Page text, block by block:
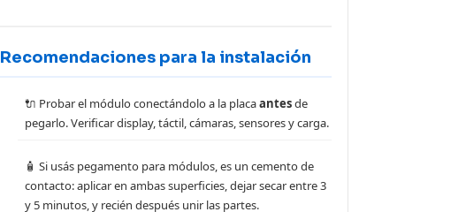
Recomendaciones para la instalación
🔌 Probar el módulo conectándolo a la placaantesde
pegarlo. Verificar display, táctil, cámaras, sensores y carga.
🧴 Si usás pegamento para módulos, es un cemento de
contacto: aplicar en ambas superficies, dejar secar entre 3
y 5 minutos, y recién después unir las partes.